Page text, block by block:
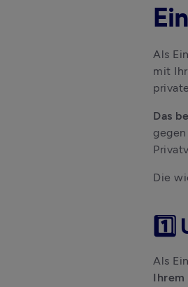
Als
mit
Das
Die
1️⃣
Als
Ihrem